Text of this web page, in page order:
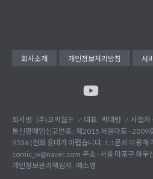
회사소개 개인정보처리방침 서
회사명 : (주)코믹월드 대표 : 박대령
사업
통신판매업신고번호 : 제2015 서울마포 - 2009
9536 (전화 응대가 어렵습니다. 1:1문의 이용해
comic_w@naver.com 주소 : 서울 마포구 와
개인정보관리책임자 : 배소영